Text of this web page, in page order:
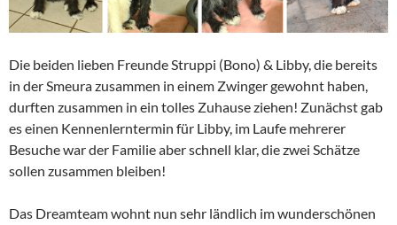
Die beiden lieben Freunde Struppi (Bono) & Libby, die bereits
in der Smeura zusammen in einem Zwinger gewohnt haben,
durften zusammen in ein tolles Zuhause ziehen! Zunächst gab
es einen Kennenlerntermin für Libby, im Laufe mehrerer
Besuche war der Familie aber schnell klar, die zwei Schätze
sollen zusammen bleiben!
Das Dreamteam wohnt nun sehr ländlich im wunderschönen